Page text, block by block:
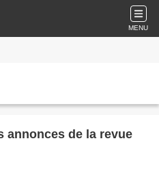
MENU
annonces de la revue